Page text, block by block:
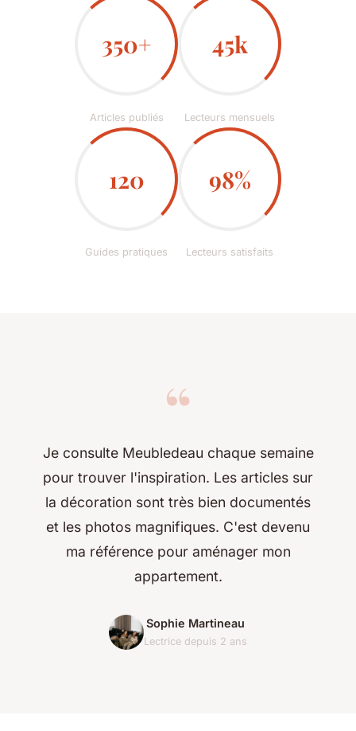
350+
Articles publiés
45k
Lecteurs mensuels
120
Guides pratiques
98%
Lecteurs satisfaits
“
Je consulte Meubledeau chaque semaine
pour trouver l'inspiration. Les articles sur
la décoration sont très bien documentés
et les photos magnifiques. C'est devenu
ma référence pour aménager mon
appartement.
Sophie Martineau
Lectrice depuis 2 ans